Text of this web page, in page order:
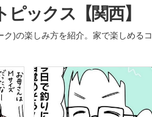
ックス【関西】
)の楽しみ方を紹介。家で楽しめるコ